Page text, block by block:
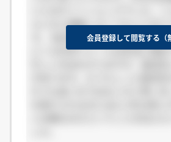
らいなら連絡しなくてもいいのに
す。 私自身もう既に就活は終え
にくるお祈りメールは本当に残念
会員登録して閲覧する（